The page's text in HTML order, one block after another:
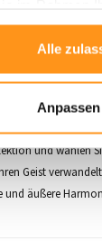
Alle
Anpassen
aufgerollt wurde,
nach
Kollektion:
und wählen
Geist
und äußere